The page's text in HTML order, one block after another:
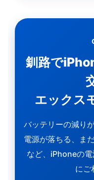
釧路で
エックス
バッテリーの減り
電源が落ちる、ま
など、iPhoneの
にご